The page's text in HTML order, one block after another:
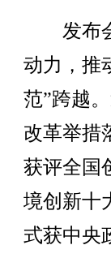
发布会
动力，推
范”跨越
改革举措
获评全国
境创新十
式获中央